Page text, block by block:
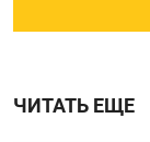
ЧИТАТЬ ЕЩЕ